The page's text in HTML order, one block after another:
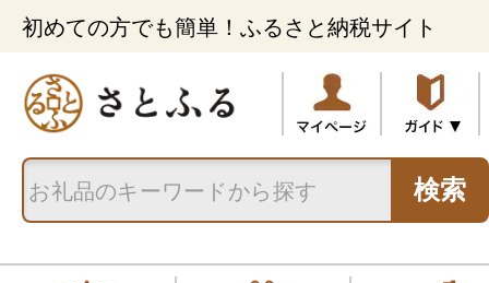
初めての方でも簡単！ふるさと納税サイト
検索